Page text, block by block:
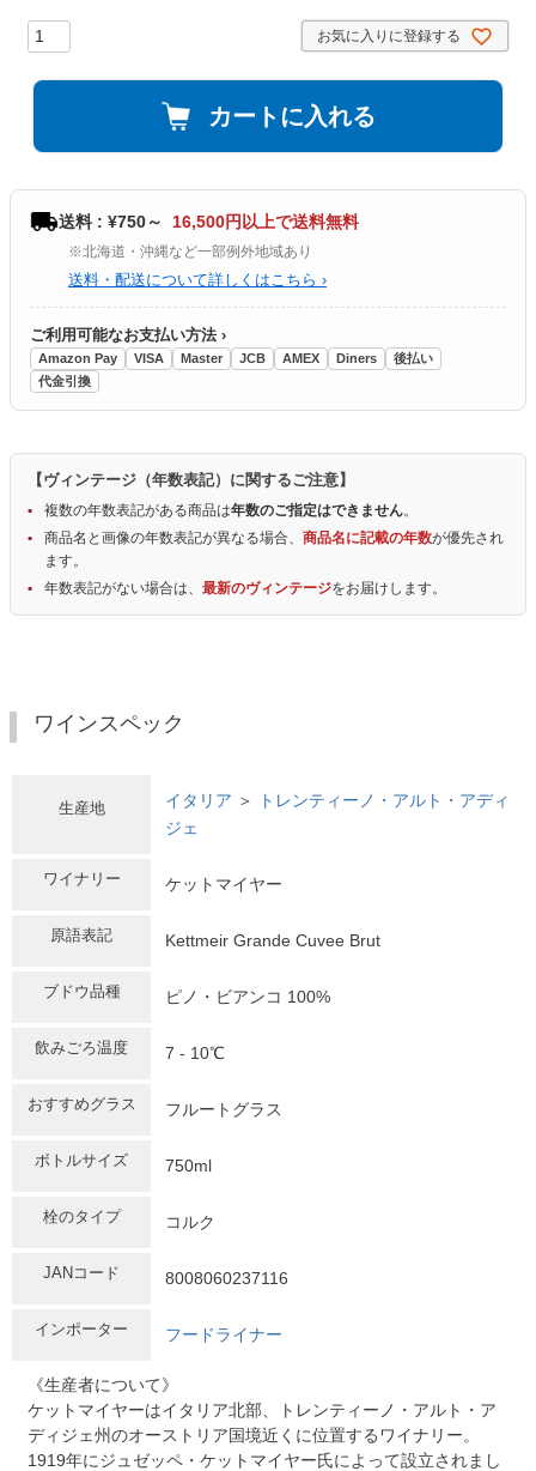
お気に入りに登録する
カートに入れる
送料 : ¥750～ 16,500円以上で送料無料
※北海道・沖縄など一部例外地域あり
送料・配送について詳しくはこちら ›
ご利用可能なお支払い方法 ›
Amazon Pay VISA Master JCB AMEX Diners
後払い
代金引換
【ヴィンテージ（年数表記）に関するご注意】
複数の年数表記がある商品は年数のご指定はできません。
商品名と画像の年数表記が異なる場合、 商品名に記載の年数が優先され
ます。
年数表記がない場合は、 最新のヴィンテージをお届けします。
ワインスペック
生産地 イタリア ＞
トレンティーノ・アルト・アディ
ジェ
ワイナリー ケットマイヤー
原語表記 Kettmeir Grande Cuvee Brut
ブドウ品種 ピノ・ビアンコ 100%
飲みごろ温度 7 - 10℃
おすすめグラス フルートグラス
ボトルサイズ 750ml
栓のタイプ コルク
JANコード 8008060237116
インポーター フードライナー
《生産者について》
ケットマイヤーはイタリア北部、トレンティーノ・アルト・ア
ディジェ州のオーストリア国境近くに位置するワイナリー。
1919年にジュゼッペ・ケットマイヤー氏によって設立されまし